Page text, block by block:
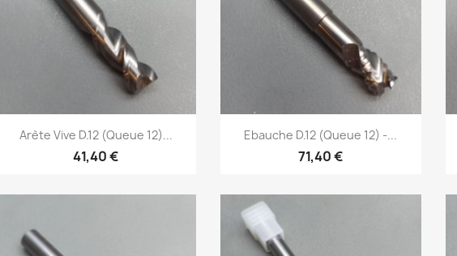
Aperçu rapide
Arète Vive D.12 (Queue 12)...
41,40 €
Aperçu rapide
Ebauche D.12 (Queue 12) -...
71,40 €